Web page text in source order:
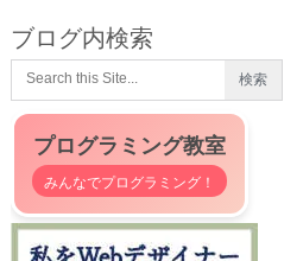
ブログ内検索
プログラミング教室
みんなでプログラミング！